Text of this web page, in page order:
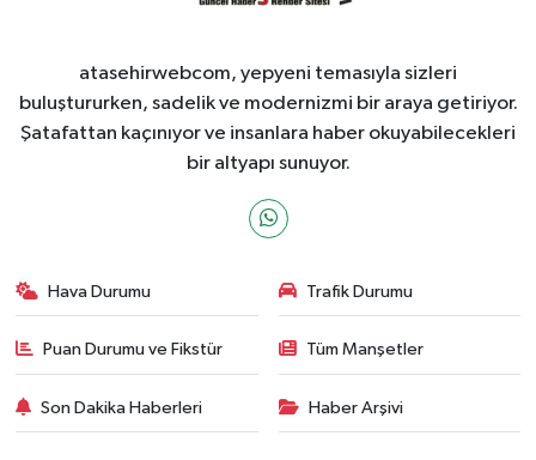
atasehirwebcom, yepyeni temasıyla sizleri
buluştururken, sadelik ve modernizmi bir araya getiriyor.
Şatafattan kaçınıyor ve insanlara haber okuyabilecekleri
bir altyapı sunuyor.
Hava Durumu Trafik Durumu
Puan Durumu ve Fikstür Tüm Manşetler
Son Dakika Haberleri Haber Arşivi